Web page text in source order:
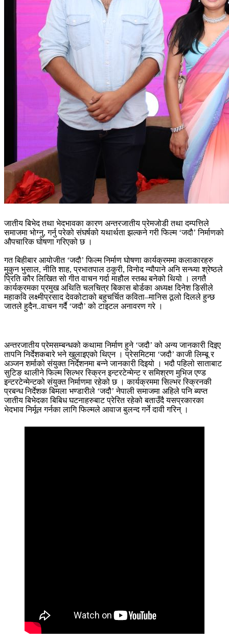
जातीय बिभेद तथा भेदभावका कारण अन्तरजातीय प्रेमजोडी तथा दम्पत्तिले
समाजमा भोग्नु, गर्नु परेको संघर्षको यथार्थता झल्कने गरी फिल्म ‘जदौ’ निर्माणको
औपचारिक घोषणा गरिएको छ ।
गत बिहीबार आयोजीत ‘जदौ’ फिल्म निर्माण घोषणा कार्यक्रममा कलाकारहरु
मुकुन भुसाल, नीति शाह, प्रभातपाल ठकुरी, विनोद न्यौपाने अनि सन्ध्या श्रेष्ठले
प्रिति कौर लिखित सो गीत वाचन गर्दा माहौल स्तब्ध बनेको थियो । लगतै
कार्यक्रमका प्रमुख अथिति चलचित्र बिकास बोर्डका अध्यक्ष दिनेश डिसीले
महाकवि लक्ष्मीप्रसाद देवकोटाको बहुचर्चित कविता–मानिस ठूलो दिलले हुन्छ
जातले हुदैन..वाचन गर्दै ‘जदौ’ को टाइटल अनावरण गरे ।
अन्तरजातीय प्रेमसम्बन्धको कथामा निर्माण हुने ‘जदौ’ को अन्य जानकारी दिइए
तापनि निर्देशकबारे भने खुलाइएको थिएन । प्रेसमिटमा ‘जदौ’ काजी लिम्बू र
अञ्जन शर्माको संयुक्त निर्देशनमा बन्ने जानकारी दिइयो । भदौ पहिलो साताबाट
सुटिङ थालीने फिल्म सिल्भर स्क्रिन इन्टरटेन्मेन्ट र समिश्रण मुभिज एण्ड
इन्टरटेन्मेन्टको संयुक्त निर्माणमा रहेको छ । कार्यक्रममा सिल्भर स्क्रिनकी
प्रबन्ध निर्देशक बिमला भण्डारीले ‘जदौ’ नेपाली समाजमा अहिले पनि ब्यप्त
जातीय बिभेदका बिबिध घटनाहरुबाट प्रेरित रहेको बताउँदै यसप्रकारका
भेदभाव निर्मूल गर्नका लागि फिल्मले आवाज बुलन्द गर्ने दावी गरिन् ।